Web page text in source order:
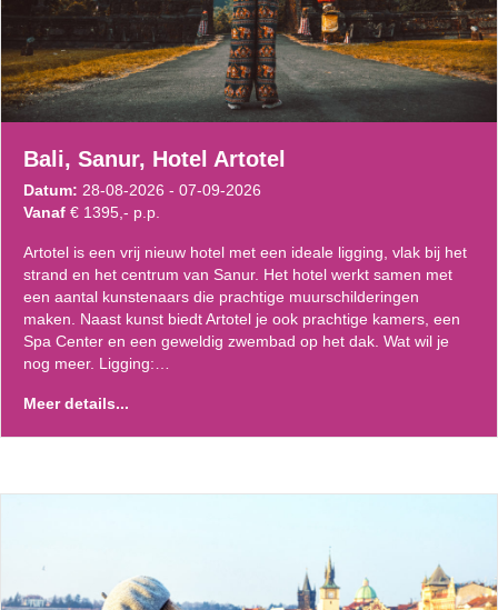
Bali, Sanur, Hotel Artotel
Datum: 28-08-2026 - 07-09-2026
Vanaf € 1395,- p.p.
Artotel is een vrij nieuw hotel met een ideale ligging, vlak bij het
strand en het centrum van Sanur. Het hotel werkt samen met
een aantal kunstenaars die prachtige muurschilderingen
maken. Naast kunst biedt Artotel je ook prachtige kamers, een
Spa Center en een geweldig zwembad op het dak. Wat wil je
nog meer. Ligging:…
Meer details...